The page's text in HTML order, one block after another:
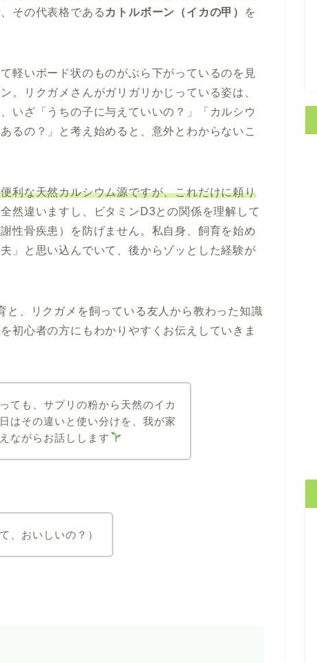
、その代表格である カトルボーン（イカの甲）
を
軽いボード状のものがぶら下がっているのを見
。リクガメさんがガリガリかじっている姿は、
いざ「うちの子に与えていいの？」「カルシウ
るの？」と考え始めると、意外とわからないこ
利な天然カルシウム源ですが、これだけに頼り
然違いますし、ビタミンD3との関係を理解して
性骨疾患）を防げません。私自身、飼育を始め
」と思い込んでいて、後からゾッとした経験が
と、リクガメを飼っている友人から教わった知識
初心者の方にもわかりやすくお伝えしていきま
ても、サプリの粉から天然のイカ
はその違いと使い分けを、我が家
ながらお話しします
、おいしいの？）